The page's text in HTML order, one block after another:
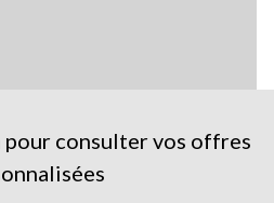
pour consulter vos offres